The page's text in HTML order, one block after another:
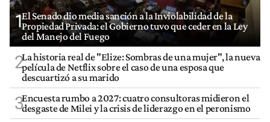
1El Senado dio media sanción a la Inviolabilidad de la
Propiedad Privada: el Gobierno tuvo que ceder en la Ley
del Manejo del Fuego
2La historia real de "Elize: Sombras de una mujer", la nueva
película de Netflix sobre el caso de una esposa que
descuartizó a su marido
3Encuesta rumbo a 2027: cuatro consultoras midieron el
desgaste de Milei y la crisis de liderazgo en el peronismo